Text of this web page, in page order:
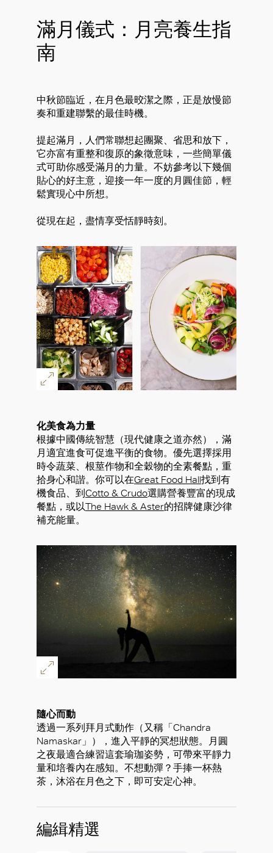
滿月儀式：月亮養生指
南
中秋節臨近，在月色最晈潔之際，正是放慢節
奏和重建聯繫的最佳時機。
提起滿月，人們常聯想起團聚、省思和放下，
它亦富有重整和復原的象徵意味，一些簡單儀
式可助你感受滿月的力量。不妨參考以下幾個
貼心的好主意，迎接一年一度的月圓佳節，輕
鬆實現心中所想。
從現在起，盡情享受恬靜時刻。
化美食為力量
根據中國傳統智慧（現代健康之道亦然），滿
月適宜進食可促進平衡的食物。優先選擇採用
時令蔬菜、根莖作物和全穀物的全素餐點，重
拾身心和諧。你可以在Great Food Hall找到有
機食品、到Cotto & Crudo選購營養豐富的現成
餐點，或以The Hawk & Aster的招牌健康沙律
補充能量。
隨心而動
透過一系列拜月式動作（又稱「Chandra
Namaskar」），進入平靜的冥想狀態。月圓
之夜最適合練習這套瑜珈姿勢，可帶來平靜力
量和培養內在感知。不想動彈？手捧一杯熱
茶，沐浴在月色之下，即可安定心神。
編緝精選